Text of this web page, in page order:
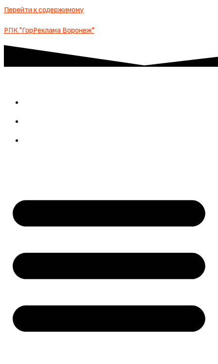
Перейти к содержимому
РПК "ГорРеклама Воронеж"